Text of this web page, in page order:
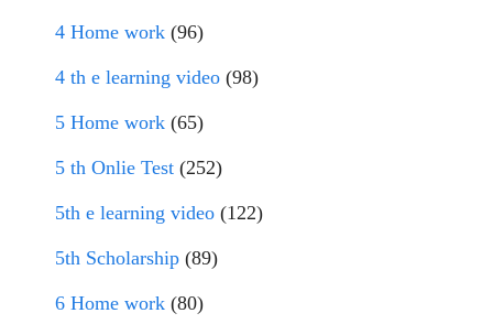
4 Home work (96)
4 th e learning video (98)
5 Home work (65)
5 th Onlie Test (252)
5th e learning video (122)
5th Scholarship (89)
6 Home work (80)